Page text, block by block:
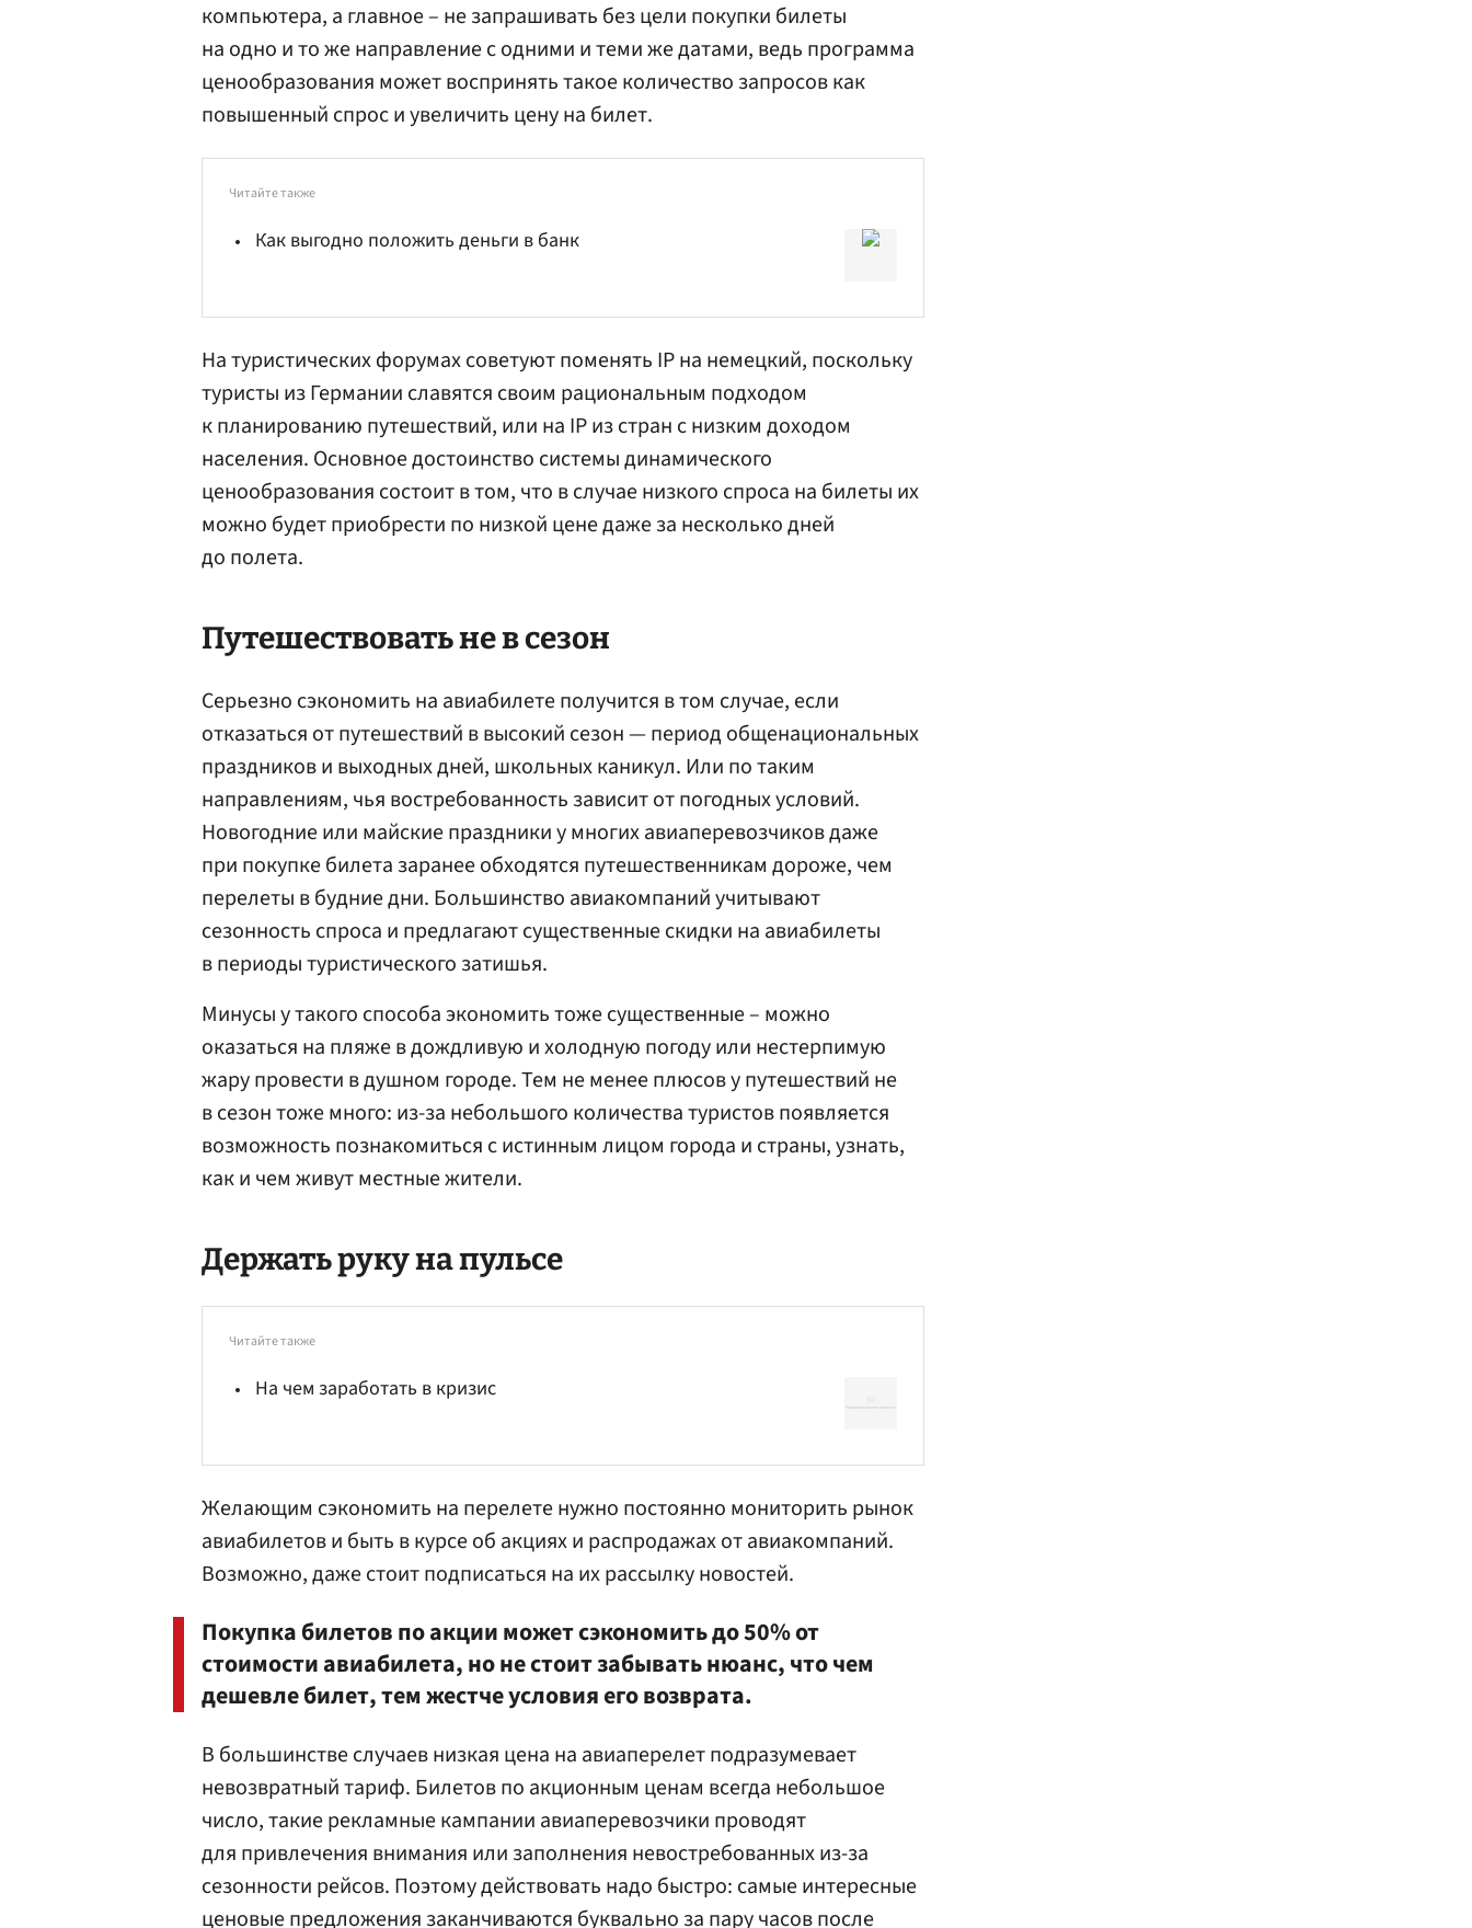
компьютера, а главное – не запрашивать без цели покупки билеты
на одно и то же направление с одними и теми же датами, ведь программа
ценообразования может воспринять такое количество запросов как
повышенный спрос и увеличить цену на билет.
Читайте также
Как выгодно положить деньги в банк
На туристических форумах советуют поменять IP на немецкий, поскольку
туристы из Германии славятся своим рациональным подходом
к планированию путешествий, или на IP из стран с низким доходом
населения. Основное достоинство системы динамического
ценообразования состоит в том, что в случае низкого спроса на билеты их
можно будет приобрести по низкой цене даже за несколько дней
до полета.
Путешествовать не в сезон
Серьезно сэкономить на авиабилете получится в том случае, если
отказаться от путешествий в высокий сезон — период общенациональных
праздников и выходных дней, школьных каникул. Или по таким
направлениям, чья востребованность зависит от погодных условий.
Новогодние или майские праздники у многих авиаперевозчиков даже
при покупке билета заранее обходятся путешественникам дороже, чем
перелеты в будние дни. Большинство авиакомпаний учитывают
сезонность спроса и предлагают существенные скидки на авиабилеты
в периоды туристического затишья.
Минусы у такого способа экономить тоже существенные – можно
оказаться на пляже в дождливую и холодную погоду или нестерпимую
жару провести в душном городе. Тем не менее плюсов у путешествий не
в сезон тоже много: из-за небольшого количества туристов появляется
возможность познакомиться с истинным лицом города и страны, узнать,
как и чем живут местные жители.
Держать руку на пульсе
Читайте также
На чем заработать в кризис
Желающим сэкономить на перелете нужно постоянно мониторить рынок
авиабилетов и быть в курсе об акциях и распродажах от авиакомпаний.
Возможно, даже стоит подписаться на их рассылку новостей.
Покупка билетов по акции может сэкономить до 50% от
стоимости авиабилета, но не стоит забывать нюанс, что чем
дешевле билет, тем жестче условия его возврата.
В большинстве случаев низкая цена на авиаперелет подразумевает
невозвратный тариф. Билетов по акционным ценам всегда небольшое
число, такие рекламные кампании авиаперевозчики проводят
для привлечения внимания или заполнения невостребованных из-за
сезонности рейсов. Поэтому действовать надо быстро: самые интересные
ценовые предложения заканчиваются буквально за пару часов после